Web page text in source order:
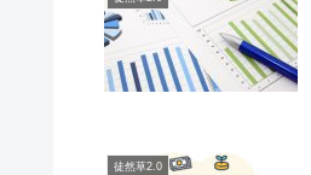
徒然草2.0